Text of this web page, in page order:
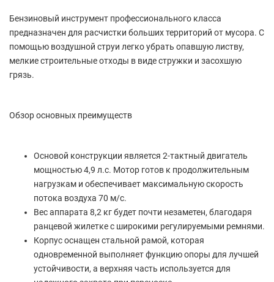
Бензиновый инструмент профессионального класса
предназначен для расчистки больших территорий от мусора. С
помощью воздушной струи легко убрать опавшую листву,
мелкие строительные отходы в виде стружки и засохшую
грязь.
Обзор основных преимуществ
Основой конструкции является 2-тактный двигатель
мощностью 4,9 л.с. Мотор готов к продолжительным
нагрузкам и обеспечивает максимальную скорость
потока воздуха 70 м/с.
Вес аппарата 8,2 кг будет почти незаметен, благодаря
ранцевой жилетке с широкими регулируемыми ремнями.
Корпус оснащен стальной рамой, которая
одновременной выполняет функцию опоры для лучшей
устойчивости, а верхняя часть используется для